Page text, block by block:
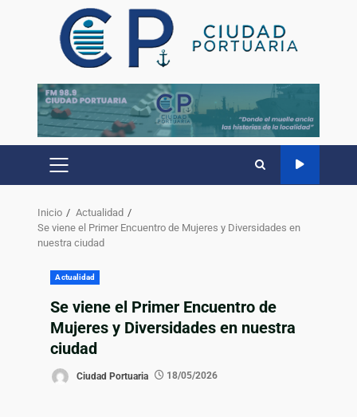
Inicio
Actualidad
Se viene el Primer Encuentro de Mujeres y Diversidades en
nuestra ciudad
Actualidad
Se viene el Primer Encuentro de
Mujeres y Diversidades en nuestra
ciudad
Ciudad Portuaria 18/05/2026